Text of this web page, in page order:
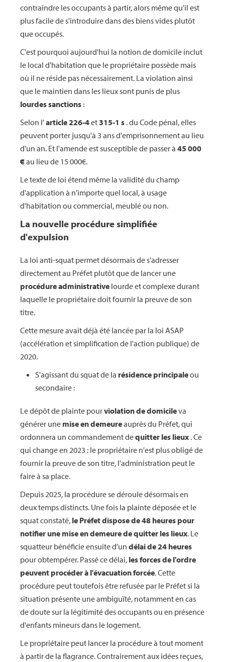
contraindre les occupants à partir, alors même qu'il est
plus facile de s'introduire dans des biens vides plutôt
que occupés.
C'est pourquoi aujourd'hui la notion de domicile inclut
le local d'habitation que le propriétaire possède mais
où il ne réside pas nécessairement. La violation ainsi
que le maintien dans les lieux sont punis de plus
lourdes sanctions :
Selon l'article 226-4et315-1 s . du Code pénal, elles
peuvent porter jusqu'à 3 ans d'emprisonnement au lieu
d'un an. Et l'amende est susceptible de passer à 45 000
€au lieu de 15 000€.
Le texte de loi étend même la validité du champ
d'application à n'importe quel local, à usage
d'habitation ou commercial, meublé ou non.
La nouvelle procédure simplifiée
d'expulsion
La loi anti-squat permet désormais de s'adresser
directement au Préfet plutôt que de lancer une
procédure administrative lourde et complexe durant
laquelle le propriétaire doit fournir la preuve de son
titre.
Cette mesure avait déjà été lancée par la loi ASAP
(accélération et simplification de l'action publique) de
2020.
S'agissant du squat de la résidence principaleou
secondaire :
Le dépôt de plainte pourviolation de domicileva
générer une mise en demeureauprès du Préfet, qui
ordonnera un commandement dequitter les lieux . Ce
qui change en 2023 : le propriétaire n'est plus obligé de
fournir la preuve de son titre, l'administration peut le
faire à sa place.
Depuis 2025, la procédure se déroule désormais en
deux temps distincts. Une fois la plainte déposée et le
squat constaté, le Préfet dispose de 48 heures pour
notifier une mise en demeure de quitter les lieux. Le
squatteur bénéficie ensuite d'un délai de 24 heures
pour obtempérer. Passé ce délai, les forces de l'ordre
peuvent procéder à l'évacuation forcée. Cette
procédure peut toutefois être refusée par le Préfet si la
situation présente une ambiguïté, notamment en cas
de doute sur la légitimité des occupants ou en présence
d'enfants mineurs dans le logement.
Le propriétaire peut lancer la procédure à tout moment
à partir de la flagrance. Contrairement aux idées reçues,